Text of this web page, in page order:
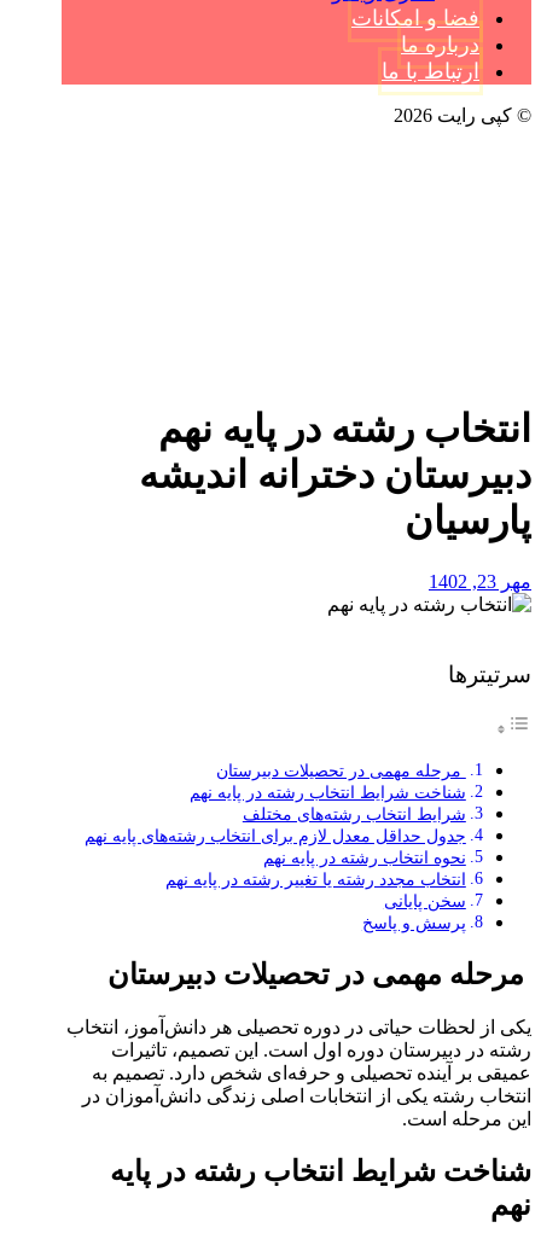
فضا و امکانات
درباره ما
ارتباط با ما
© کپی رایت 2026
انتخاب رشته در پایه نهم
دبیرستان دخترانه اندیشه
پارسیان
مهر 23, 1402
سرتیترها
مرحله مهمی در تحصیلات دبیرستان
شناخت شرایط انتخاب رشته در پایه نهم
شرایط انتخاب رشته‌های مختلف
جدول حداقل معدل لازم برای انتخاب رشته‌های پایه نهم
نحوه انتخاب رشته در پایه نهم
انتخاب مجدد رشته یا تغییر رشته در پایه نهم
سخن پایانی
پرسش و پاسخ
مرحله مهمی در تحصیلات دبیرستان
یکی از لحظات حیاتی در دوره تحصیلی هر دانش‌آموز، انتخاب
رشته در دبیرستان دوره اول است. این تصمیم، تاثیرات
عمیقی بر آینده تحصیلی و حرفه‌ای شخص دارد. تصمیم به
انتخاب رشته یکی از انتخابات اصلی زندگی دانش‌آموزان در
این مرحله است.
شناخت شرایط انتخاب رشته در پایه
نهم